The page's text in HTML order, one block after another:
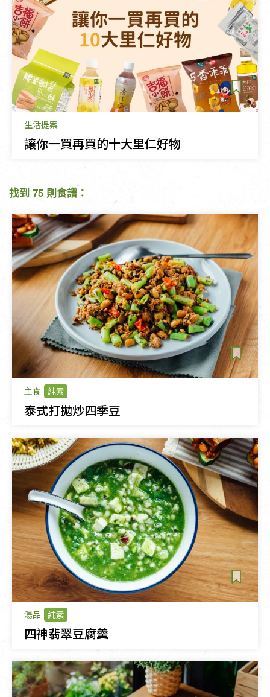
生活提案
讓你一買再買的十大里仁好物
找到 75 則食譜：
主食 純素
泰式打拋炒四季豆
湯品 純素
四神翡翠豆腐羹